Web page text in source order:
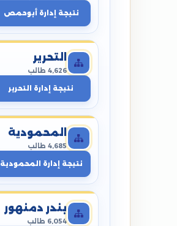
نتيجة إدارة أبوحمص
التحرير
4,626 طالب
نتيجة إدارة التحرير
المحمودية
4,685 طالب
نتيجة إدارة المحمودية
بندر دمنهور
6,054 طالب